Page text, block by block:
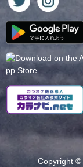
Copyright ©